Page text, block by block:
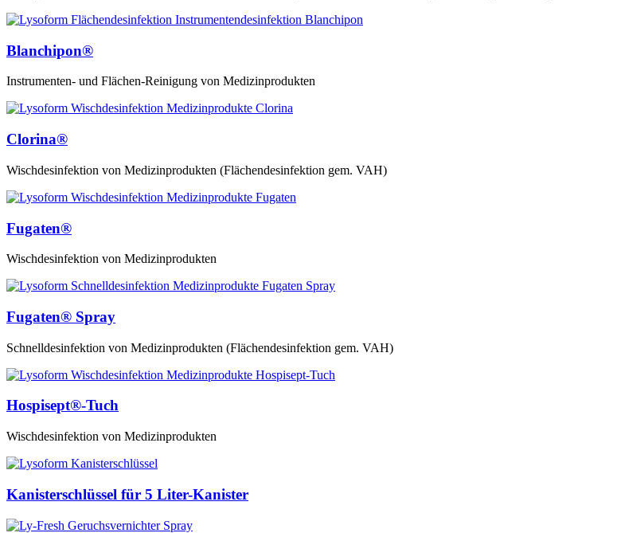
Blanchipon®
Instrumenten- und Flächen-Reinigung von Medizinprodukten
Clorina®
Wischdesinfektion von Medizinprodukten (Flächendesinfektion gem. VAH)
Fugaten®
Wischdesinfektion von Medizinprodukten
Fugaten® Spray
Schnelldesinfektion von Medizinprodukten (Flächendesinfektion gem. VAH)
Hospisept®-Tuch
Wischdesinfektion von Medizinprodukten
Kanisterschlüssel für 5 Liter-Kanister